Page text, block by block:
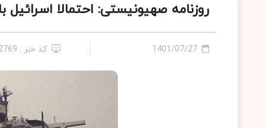
روزنامه صهیونیستی: احتمالا اسرائیل
1401/07/27 کد خبر : 12769